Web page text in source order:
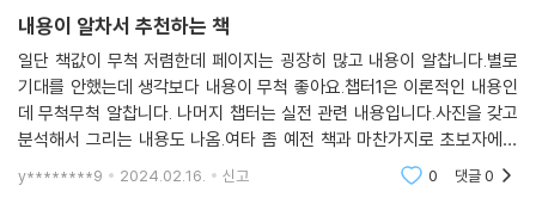
내용이 알차서 추천하는 책
일단 책값이 무척 저렴한데 페이지는 굉장히 많고 내용이 알찹니다.별로
기대를 안했는데 생각보다 내용이 무척 좋아요.챕터1은 이론적인 내용인
데 무척무척 알찹니다. 나머지 챕터는 실전 관련 내용입니다.사진을 갖고
분석해서 그리는 내용도 나옴.여타 좀 예전 책과 마찬가지로 초보자에게
막연한 감이 있긴 함. 그렇지만 이 책과 함께 여러 책 많이 사서 꼼꼼하게
읽어보시길 바랍니
y********9 2024.02.16. 신고 0 댓글0